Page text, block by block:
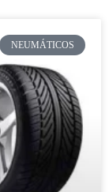
NEUMÁTICOS